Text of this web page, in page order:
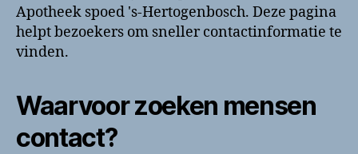
Apotheek spoed 's-Hertogenbosch. Deze pagina
helpt bezoekers om sneller contactinformatie te
vinden.
Waarvoor zoeken mensen
contact?